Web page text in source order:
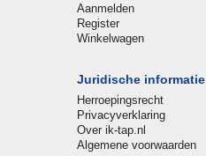
Aanmelden
Register
Winkelwagen
Juridische informatie
Herroepingsrecht
Privacyverklaring
Over ik-tap.nl
Algemene voorwaarden